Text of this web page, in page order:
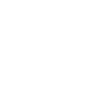
um zu kommentieren.